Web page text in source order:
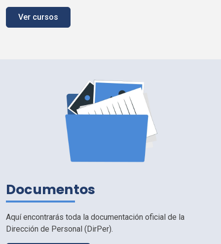
Ver cursos
Documentos
Aquí encontrarás toda la documentación oficial de la
Dirección de Personal ( DirPer).